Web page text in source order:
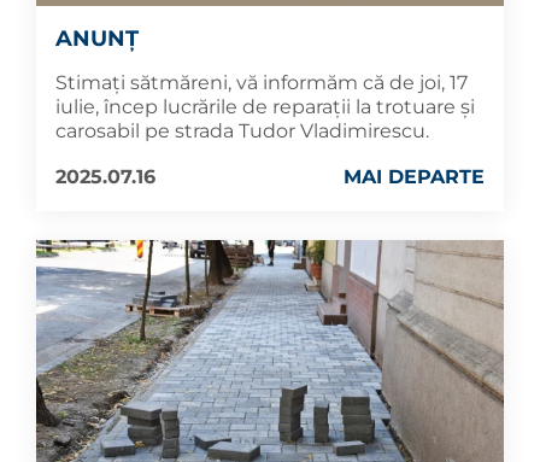
ANUNȚ
Stimați sătmăreni, vă informăm că de joi, 17
iulie, încep lucrările de reparații la trotuare și
carosabil pe strada Tudor Vladimirescu.
2025.07.16
MAI DEPARTE